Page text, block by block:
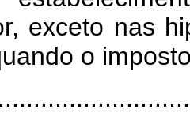
exceto nas
o